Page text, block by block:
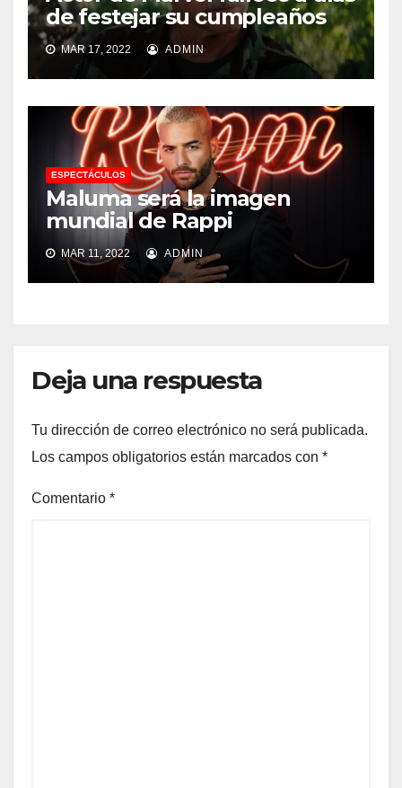
de festejar su cumpleaños
MAR 17, 2022 ADMIN
ESPECTÁCULOS
Maluma será la imagen
mundial de Rappi
MAR 11, 2022 ADMIN
Deja una respuesta
Tu dirección de correo electrónico no será publicada.
Los campos obligatorios están marcados con *
Comentario *